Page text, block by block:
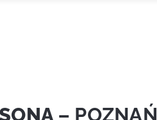
– POZNAŃ